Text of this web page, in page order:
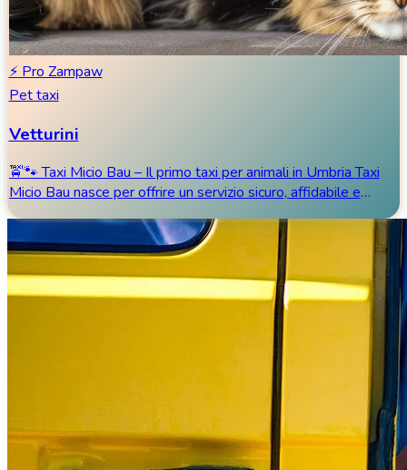
⚡Pro Zampaw
Pet taxi
Vetturini
🚖🐾 Taxi Micio Bau – Il primo taxi per animali in Umbria Taxi
Micio Bau nasce per offrire un servizio sicuro, affidabile e
certificato a tutti i pro...